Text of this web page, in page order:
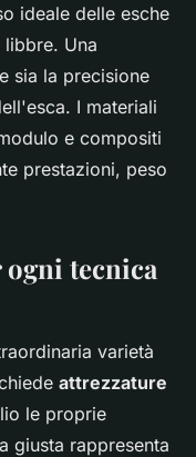
ideale delle esche
Una
sia la precisione
I materiali
e compositi
prestazioni, peso
tecnica
varietà
attrezzature
le proprie
giusta rappresenta